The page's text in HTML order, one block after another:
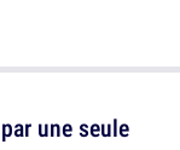
une seule